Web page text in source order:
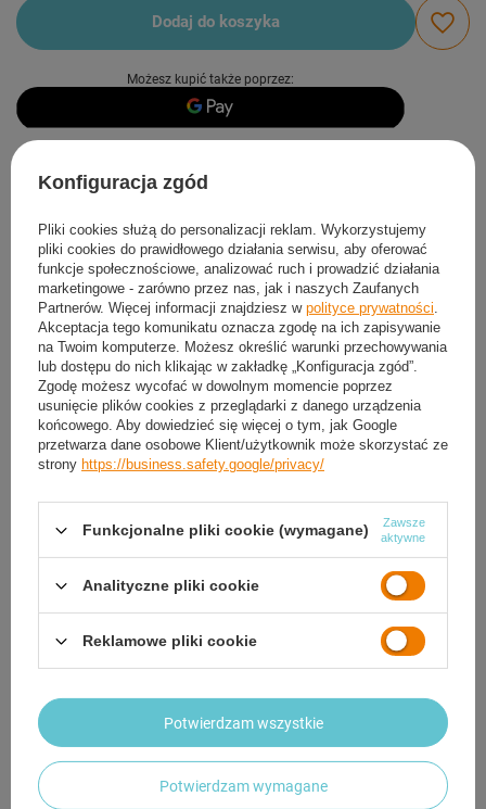
Dodaj do koszyka
Możesz kupić także poprzez:
Darmowa i szybka dostawa
30 dni na łatwy zwrot
Sprawdź, w którym sklepie obejrzysz i kupisz od ręki
Bezpieczne zakupy
Darmowa dostawa do paczkomatu lub punktu
odbioru
Smile - dostawy ze sklepów internetowych przy zamówieniu od50,00 zł są za
darmoWięcej informacji.
OPIS
Potrzebujesz pomocy? Masz pytania?
Zadaj pytanie a my odpowiemy niezwłocznie,
najciekawsze pytania i odpowiedzi publikując
dla innych.
Konfiguracja zgód
Pliki cookies służą do personalizacji reklam. Wykorzystujemy
pliki cookies do prawidłowego działania serwisu, aby oferować
funkcje społecznościowe, analizować ruch i prowadzić działania
marketingowe - zarówno przez nas, jak i naszych Zaufanych
Partnerów. Więcej informacji znajdziesz w polityce prywatności
Akceptacja tego komunikatu oznacza zgodę na ich zapisywanie
na Twoim komputerze. Możesz określić warunki przechowywania
lub dostępu do nich klikając w zakładkę „Konfiguracja zgód”.
Zgodę możesz wycofać w dowolnym momencie poprzez
usunięcie plików cookies z przeglądarki z danego urządzenia
końcowego. Aby dowiedzieć się więcej o tym, jak Google
przetwarza dane osobowe Klient/użytkownik może skorzystać ze
strony https://business.safety.google/privacy/
Funkcjonalne pliki cookie (wymagane)
Zawsze
aktywne
Analityczne pliki cookie
Reklamowe pliki cookie
Potwierdzam wymagane
Potwierdzam wszystkie